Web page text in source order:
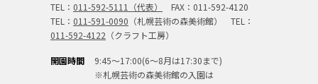
TEL： 011-592-5111（代表）
FAX：011-592-4120
TEL： 011-591-0090 （札幌芸術の森美術館） TEL：
011-592-4122 （クラフト工房）
開園時間
9:45～17:00(6～8月は17:30まで)
※札幌芸術の森美術館の入園は